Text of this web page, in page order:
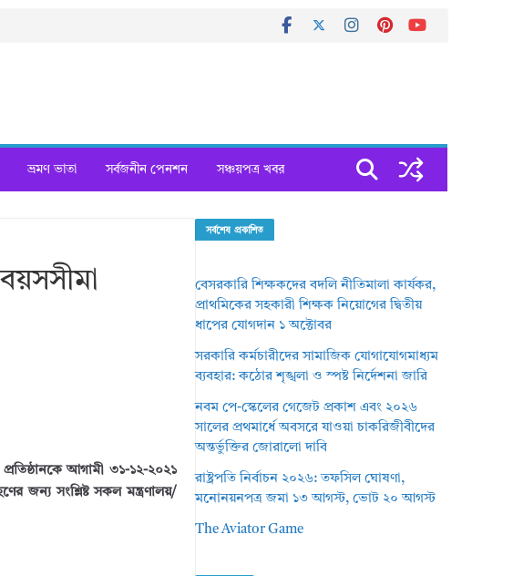
ভ্রমণ ভাতা সর্বজনীন পেনশন সঞ্চয়পত্র খবর
প্রতিষ্ঠানকে আগামী ৩১-১২-২০২১
জন্য সংশ্লিষ্ট সকল মন্ত্রণালয়/
সর্বশেষ প্রকাশিত
বেসরকারি শিক্ষকদের বদলি নীতিমালা কার্যকর,
প্রাথমিকের সহকারী শিক্ষক নিয়োগের দ্বিতীয়
ধাপের যোগদান ১ অক্টোবর
সরকারি কর্মচারীদের সামাজিক যোগাযোগমাধ্যম
ব্যবহার: কঠোর শৃঙ্খলা ও স্পষ্ট নির্দেশনা জারি
নবম পে-স্কেলের গেজেট প্রকাশ এবং ২০২৬
সালের প্রথমার্ধে অবসরে যাওয়া চাকরিজীবীদের
অন্তর্ভুক্তির জোরালো দাবি
রাষ্ট্রপতি নির্বাচন ২০২৬: তফসিল ঘোষণা,
মনোনয়নপত্র জমা ১৩ আগস্ট, ভোট ২০ আগস্ট
The Aviator Game